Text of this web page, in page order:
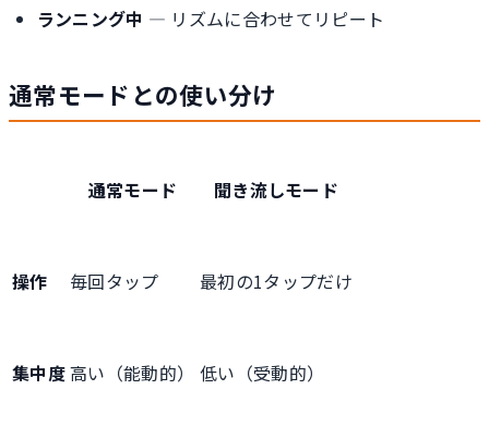
ランニング中 — リズムに合わせてリピート
通常モードとの使い分け
通常モード 聞き流しモード
操作 毎回タップ 最初の1タップだけ
集中度高い（能動的） 低い（受動的）